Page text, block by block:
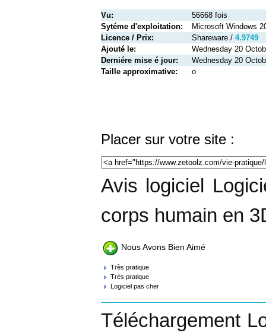
Vu:
56668 fois
Sytéme d'exploitation:
Microsoft Windows
Licence / Prix:
Shareware / 4.9749
Ajouté le:
Wednesday 20
Derniére mise é jour:
Wednesday 20
Taille approximative:
o
Placer sur votre site :
Avis logiciel
corps humain en
Nous Avons Bien Aimé
Très pratique
Très pratique
Logiciel pas cher
Téléchargement